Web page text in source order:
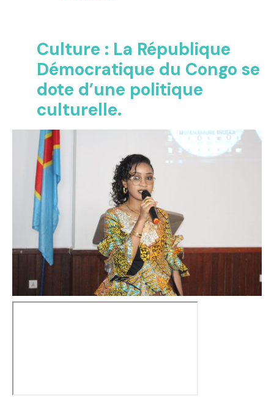
Culture : La République
Démocratique du Congo se
dote d’une politique
culturelle.